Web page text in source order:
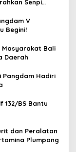
Senpi
V
Begini!
Masyarakat Bali
Daerah
Pangdam Hadiri
132/BS Bantu
dan Peralatan
Plumpang